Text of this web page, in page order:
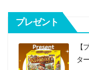
ョ
ン
プレゼント
【
タ